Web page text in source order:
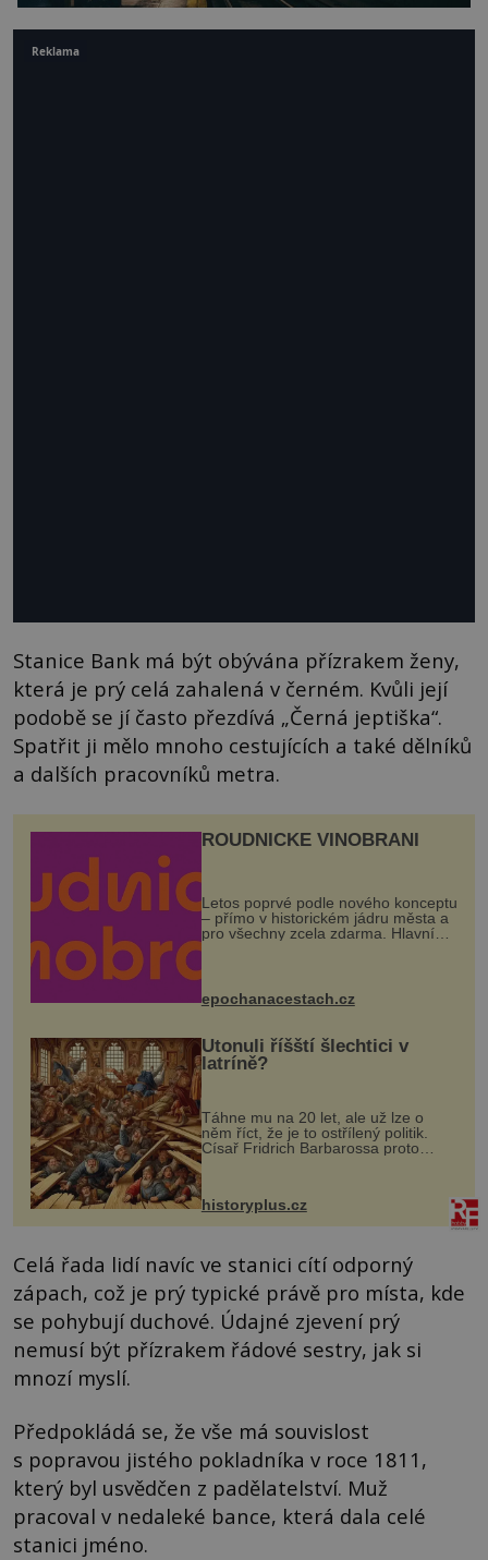
Stanice Bank má být obývána přízrakem ženy,
která je prý celá zahalená v černém. Kvůli její
podobě se jí často přezdívá „Černá jeptiška“.
Spatřit ji mělo mnoho cestujících a také dělníků
a dalších pracovníků metra.
ROUDNICKÉ VINOBRANÍ
Letos poprvé podle nového konceptu
– přímo v historickém jádru města a
pro všechny zcela zdarma. Hlavní
program se odehraje na Karlově a
mohou těšit na víno, burčák, pes...
epochanacestach.cz
Utonuli říšští šlechtici v
latríně?
Táhne mu na 20 let, ale už lze o
něm říct, že je to ostřílený politik.
Císař Fridrich Barbarossa proto
posílá svého syna a dědice Jindřicha
VI. do Erfurtu, aby se stal
prostředníkem při řešení sporu m...
historyplus.cz
Celá řada lidí navíc ve stanici cítí odporný
zápach, což je prý typické právě pro místa, kde
se pohybují duchové. Údajné zjevení prý
nemusí být přízrakem řádové sestry, jak si
mnozí myslí.
Předpokládá se, že vše má souvislost
s popravou jistého pokladníka v roce 1811,
který byl usvědčen z padělatelství. Muž
pracoval v nedaleké bance, která dala celé
stanici jméno.
Reklama